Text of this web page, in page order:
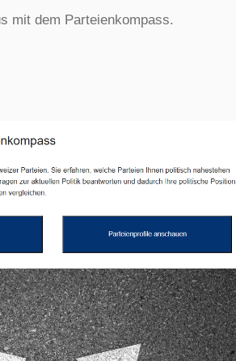
mit dem Parteienkompass.